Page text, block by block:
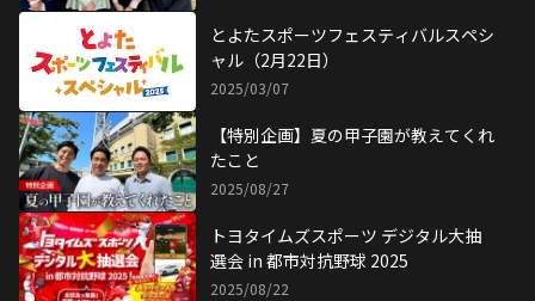
とよたスポーツフェスティバルスペシ
ャル（2月22日）
2025/03/07
【特別企画】夏の甲子園が教えてくれ
たこと
2025/08/27
トヨタイムズスポーツ デジタル大抽
選会 in 都市対抗野球 2025
2025/08/22